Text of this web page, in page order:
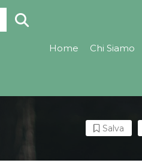
Home Chi Siamo
Salva